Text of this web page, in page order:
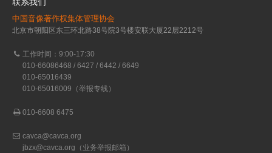
中国音像著作权集体管理协会
北京市朝阳区东三环北路38号院3号楼安联大厦22层2212号
工作时间：9:00-17:30
010-66086468 / 6427 / 6442 / 6649
010-65016439
010-65016009（举报专线）
010-6608 6475
cavca@cavca.org
jbzx@cavca.org （业务举报邮箱）